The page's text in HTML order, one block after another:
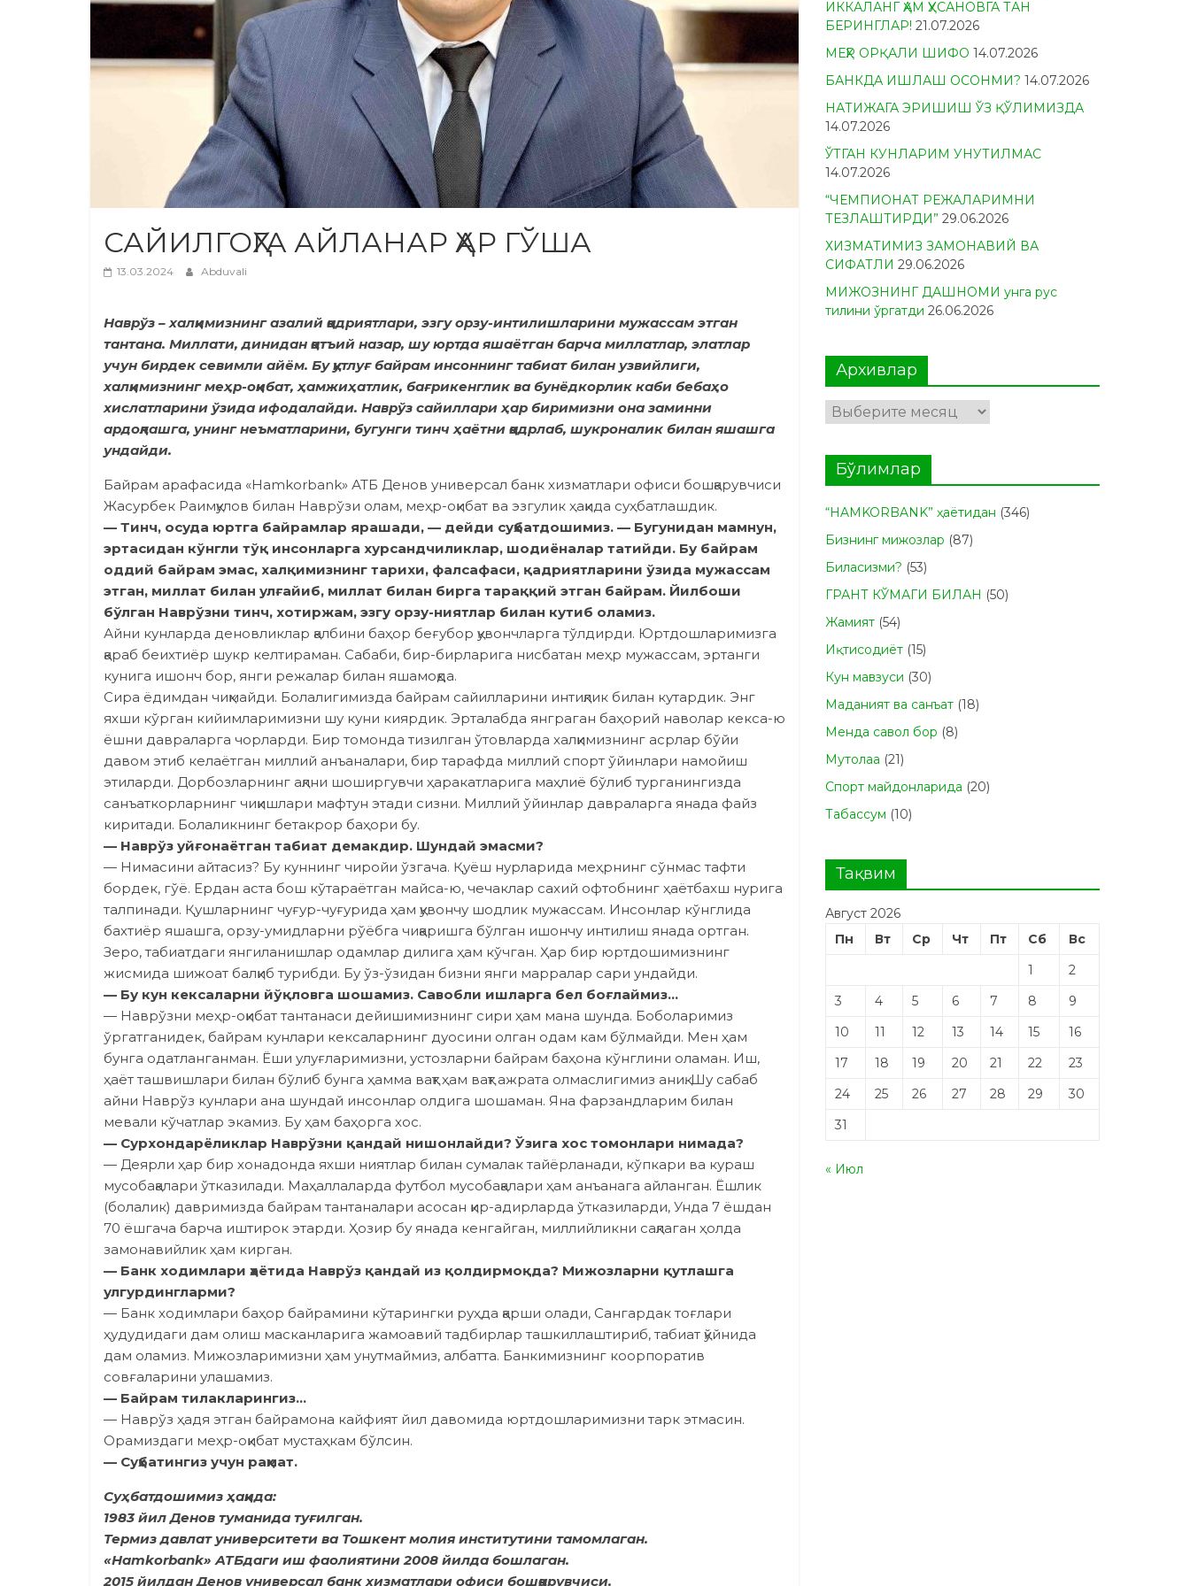
САЙИЛГОҲГА АЙЛАНАР ҲАР ГЎША
13.03.2024 Abduvali
Наврўз – халқимизнинг азалий қадриятлари, эзгу орзу-интилишларини мужассам этган
тантана. Миллати, динидан қатъий назар, шу юртда яшаётган барча миллатлар, элатлар
учун бирдек севимли айём. Бу қутлуғ байрам инсоннинг табиат билан узвийлиги,
халқимизнинг меҳр-оқибат, ҳамжиҳатлик, бағрикенглик ва бунёдкорлик каби бебаҳо
хислатларини ўзида ифодалайди. Наврўз сайиллари ҳар биримизни она заминни
ардоқлашга, унинг неъматларини, бугунги тинч ҳаётни қадрлаб, шукроналик билан яшашга
ундайди.
Байрам арафасида «Hamkorbank» АТБ Денов универсал банк хизматлари офиси бошқарувчиси
Жасурбек Раимқулов билан Наврўзи олам, меҳр-оқибат ва эзгулик ҳақида суҳбатлашдик.
— Тинч, осуда юртга байрамлар ярашади, — дейди суҳбатдошимиз. — Бугунидан мамнун,
эртасидан кўнгли тўқ инсонларга хурсандчиликлар, шодиёналар татийди. Бу байрам
оддий байрам эмас, халқимизнинг тарихи, фалсафаси, қадриятларини ўзида мужассам
этган, миллат билан улғайиб, миллат билан бирга тараққий этган байрам. Йилбоши
бўлган Наврўзни тинч, хотиржам, эзгу орзу-ниятлар билан кутиб оламиз.
Айни кунларда деновликлар қалбини баҳор беғубор қувончларга тўлдирди. Юртдошларимизга
қараб беихтиёр шукр келтираман. Сабаби, бир-бирларига нисбатан меҳр мужассам, эртанги
кунига ишонч бор, янги режалар билан яшамоқда.
Сира ёдимдан чиқмайди. Болалигимиз­да байрам сайилларини интиқлик билан кутардик. Энг
яхши кўрган кийимларимизни шу куни киярдик. Эрталабда янграган баҳорий наволар кекса-ю
ёшни давраларга чорларди. Бир томонда тизилган ўтовларда халқимизнинг асрлар бўйи
давом этиб келаётган миллий анъаналари, бир тарафда миллий спорт ўйинлари намойиш
этиларди. Дорбоз­ларнинг ақлни шоширгувчи ҳаракатларига маҳлиё бўлиб турганингизда
санъаткорларнинг чиқишлари мафтун этади сизни. Миллий ўйинлар давраларга янада файз
киритади. Болаликнинг бетакрор баҳори бу.
— Наврўз уйғонаётган табиат демакдир. Шундай эмасми?
— Нимасини айтасиз? Бу куннинг чиройи ўзгача. Қуёш нурларида меҳрнинг сўнмас тафти
бордек, гўё. Ердан аста бош кўтараётган майса-ю, чечаклар сахий офтобнинг ҳаётбахш нурига
талпинади. Қушларнинг чуғур-чуғурида ҳам қувончу шодлик мужассам. Инсонлар кўнглида
бахтиёр яшашга, орзу-умидларни рўёбга чиқаришга бўлган ишончу интилиш янада ортган.
Зеро, табиатдаги янгиланишлар одамлар дилига ҳам кўчган. Ҳар бир юртдошимизнинг
жисмида шижоат балқиб турибди. Бу ўз-ўзидан бизни янги марралар сари ундайди.
— Бу кун кексаларни йўқловга шошамиз. Савобли ишларга бел боғлаймиз…
— Наврўзни меҳр-оқибат тантанаси дейишимизнинг сири ҳам мана шунда. Боболаримиз
ўргатганидек, байрам кунлари кексаларнинг дуосини олган одам кам бўлмайди. Мен ҳам
бунга одатланганман. Ёши улуғларимизни, устозларни байрам баҳона кўнглини оламан. Иш,
ҳаёт ташвишлари билан бўлиб бунга ҳамма вақт ҳам вақт ажрата олмаслигимиз аниқ. Шу сабаб
айни Наврўз кунлари ана шундай инсонлар олдига шошаман. Яна фарзандларим билан
мевали кўчатлар экамиз. Бу ҳам баҳорга хос.
— Сурхондарёликлар Наврўзни қандай нишонлайди? Ўзига хос томонлари нимада?
— Деярли ҳар бир хонадонда яхши ниятлар билан сумалак тайёрланади, кўпкари ва кураш
мусобақалари ўтказилади. Маҳаллаларда футбол мусобақалари ҳам анъанага айланган. Ёшлик
(болалик) давримизда байрам тантаналари асосан қир-адирларда ўтказиларди, Унда 7 ёшдан
70 ёшгача барча иштирок этарди. Ҳозир бу янада кенгайган, миллийликни сақлаган ҳолда
замонавийлик ҳам кирган.
— Банк ходимлари ҳаётида Наврўз қандай из қолдирмоқда? Мижозларни қутлашга
улгурдингларми?
— Банк ходимлари баҳор байрамини кўтарингки руҳда қарши олади, Сангардак тоғлари
ҳудудидаги дам олиш масканларига жамоавий тадбирлар ташкиллаштириб, табиат қўйнида
дам оламиз. Мижозларимизни ҳам унутмаймиз, албатта. Банкимизнинг коорпоратив
совғаларини улашамиз.
— Байрам тилакларингиз…
— Наврўз ҳадя этган байрамона кайфият йил давомида юртдошларимизни тарк этмасин.
Орамиздаги меҳр-оқибат мустаҳкам бўлсин.
— Суҳбатингиз учун раҳмат.
Суҳбатдошимиз ҳақида:
1983 йил Денов туманида туғилган.
Термиз давлат университети ва Тошкент молия институтини тамомлаган.
«Hamkorbank» АТБдаги иш фаолиятини 2008 йилда бошлаган.
2015 йилдан Денов универсал банк хизматлари офиси бошқарувчиси.
ИККАЛАНГ ҲАМ ҲУСАНОВГА ТАН
БЕРИНГЛАР! 21.07.2026
МЕҲР ОРҚАЛИ ШИФО 14.07.2026
БАНКДА ИШЛАШ ОСОНМИ? 14.07.2026
НАТИЖАГА ЭРИШИШ ЎЗ ҚЎЛИМИЗДА
14.07.2026
ЎТГАН КУНЛАРИМ УНУТИЛМАС
14.07.2026
“ЧЕМПИОНАТ РЕЖАЛАРИМНИ
ТЕЗЛАШТИРДИ” 29.06.2026
ХИЗМАТИМИЗ ЗАМОНАВИЙ ВА
СИФАТЛИ 29.06.2026
МИЖОЗНИНГ ДАШНОМИ унга рус
тилини ўргатди 26.06.2026
Архивлар
Архивлар
Бўлимлар
“HAMKORBANK” ҳаётидан (346)
Бизнинг мижозлар (87)
Биласизми? (53)
ГРАНТ КЎМАГИ БИЛАН (50)
Жамият (54)
Иқтисодиёт (15)
Кун мавзуси (30)
Маданият ва санъат (18)
Менда савол бор (8)
Мутолаа (21)
Спорт майдонларида (20)
Табасcум (10)
Тақвим
Август 2026
Пн
Вт Ср Чт Пт Сб
Вс
1
2
3
4 5 6 7 8
9
10
11 12 13 14 15
16
17
18 19 20 21 22
23
24
25 26 27 28 29
30
31
« Июл